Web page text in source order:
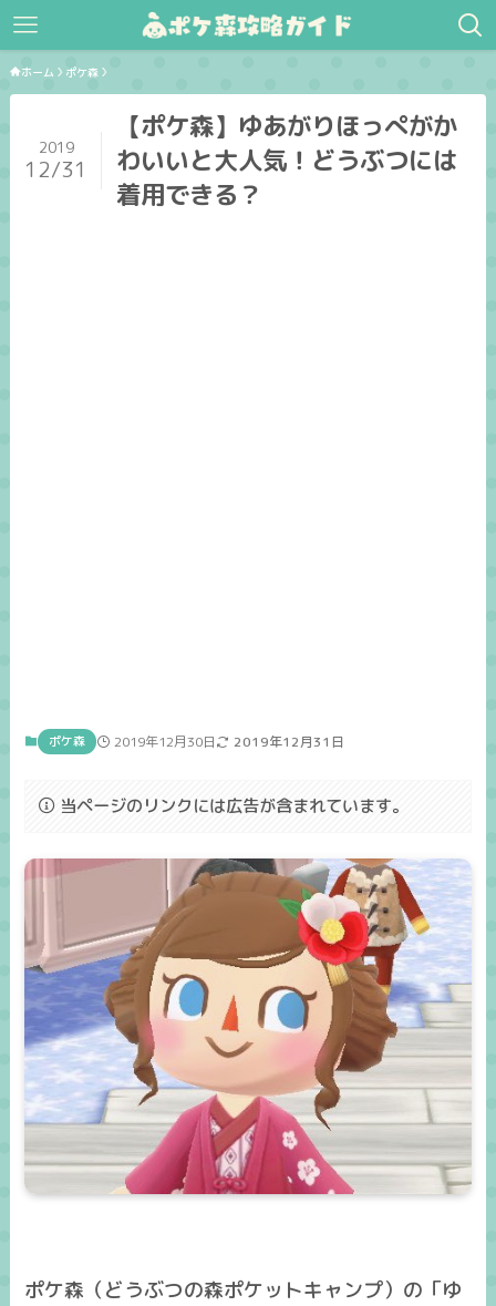
ホーム ポケ森
【ポケ森】ゆあがりほっぺがか
わいいと大人気！どうぶつには
着用できる？
2019
12/31
ポケ森 2019年12月30日 2019年12月31日
当ページのリンクには広告が含まれています。
ポケ森（どうぶつの森ポケットキャンプ）の「ゆ